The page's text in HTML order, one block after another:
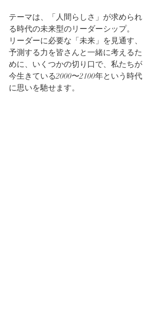
テーマは、「人間らしさ」が求められ
る時代の未来型のリーダーシップ。
リーダーに必要な「未来」を見通す、
予測する力を皆さんと一緒に考えるた
めに、いくつかの切り口で、私たちが
今生きている2000〜2100年という時代
に思いを馳せます。